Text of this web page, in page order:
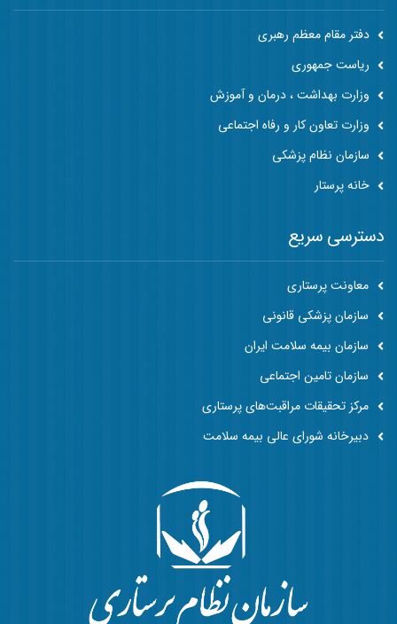
دفتر مقام معظم رهبری
ریاست جمهوری
وزارت بهداشت ، درمان و آموزش
وزارت تعاون کار و رفاه اجتماعی
سازمان نظام پزشکی
خانه پرستار
دسترسی سریع
معاونت پرستاری
سازمان پزشکی قانونی
سازمان بیمه سلامت ایران
سازمان تامین اجتماعی
مرکز تحقیقات مراقبت‌های پرستاری
دبیرخانه شورای عالی بیمه سلامت